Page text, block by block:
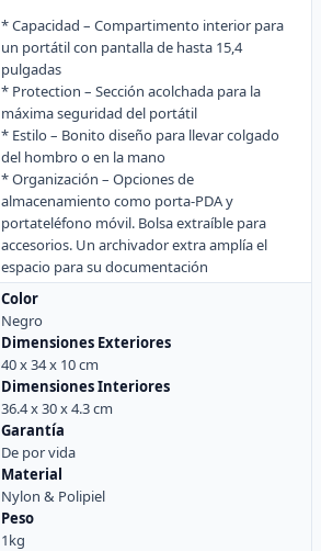
* Capacidad – Compartimento interior para
un portátil con pantalla de hasta 15,4
pulgadas
* Protection – Sección acolchada para la
máxima seguridad del portátil
* Estilo – Bonito diseño para llevar colgado
del hombro o en la mano
* Organización – Opciones de
almacenamiento como porta-PDA y
portateléfono móvil. Bolsa extraíble para
accesorios. Un archivador extra amplía el
espacio para su documentación
Color
Negro
Dimensiones Exteriores
40 x 34 x 10 cm
Dimensiones Interiores
36.4 x 30 x 4.3 cm
Garantía
De por vida
Material
Nylon & Polipiel
Peso
1kg